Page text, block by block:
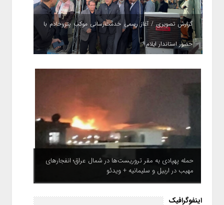
گزارش تصویری / آغاز رسمی خدمت‌رسانی موکب پتروخادم با
حضور استاندار ایلام
حمله پهپادی به مقر تروریست‌ها در شمال عراق؛ انفجارهای
مهیب در اربیل و سلیمانیه + ویدئو
اینفوگرافیک